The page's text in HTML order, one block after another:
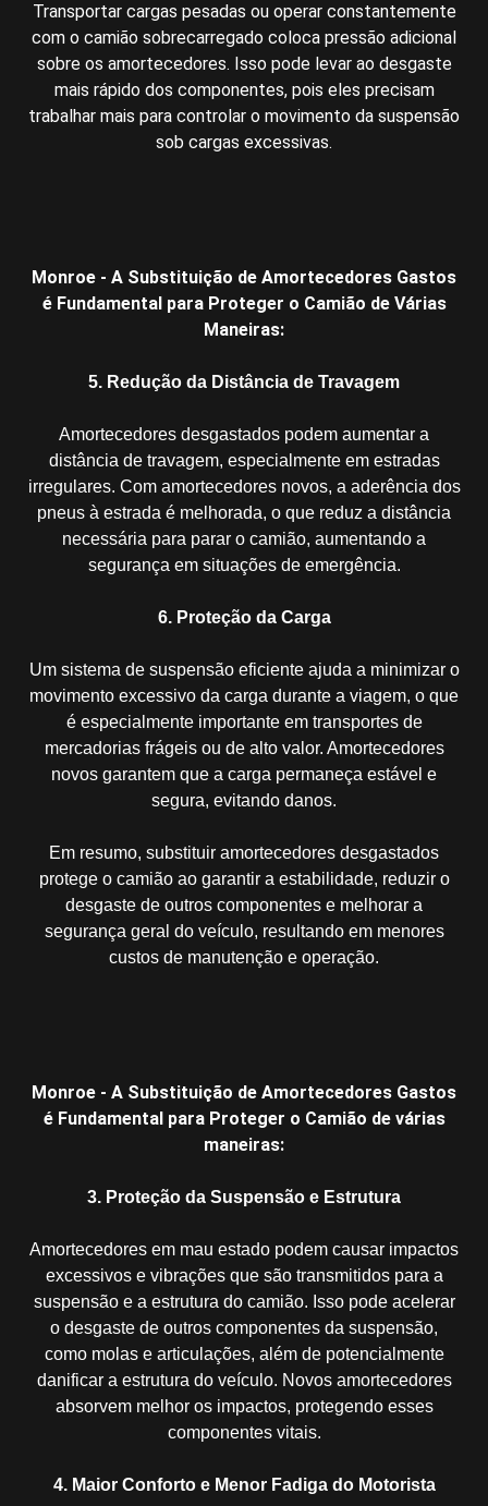
Transportar cargas pesadas ou operar constantemente
com o camião sobrecarregado coloca pressão adicional
sobre os amortecedores. Isso pode levar ao desgaste
mais rápido dos componentes, pois eles precisam
trabalhar mais para controlar o movimento da suspensão
sob cargas excessivas.
Monroe - A Substituição de Amortecedores Gastos
é Fundamental para Proteger o Camião de Várias
Maneiras:
5. Redução da Distância de Travagem
Amortecedores desgastados podem aumentar a
distância de travagem, especialmente em estradas
irregulares. Com amortecedores novos, a aderência dos
pneus à estrada é melhorada, o que reduz a distância
necessária para parar o camião, aumentando a
segurança em situações de emergência.
6. Proteção da Carga
Um sistema de suspensão eficiente ajuda a minimizar o
movimento excessivo da carga durante a viagem, o que
é especialmente importante em transportes de
mercadorias frágeis ou de alto valor. Amortecedores
novos garantem que a carga permaneça estável e
segura, evitando danos.
Em resumo, substituir amortecedores desgastados
protege o camião ao garantir a estabilidade, reduzir o
desgaste de outros componentes e melhorar a
segurança geral do veículo, resultando em menores
custos de manutenção e operação.
Monroe - A Substituição de Amortecedores Gastos
é Fundamental para Proteger o Camião de várias
maneiras:
3. Proteção da Suspensão e Estrutura
Amortecedores em mau estado podem causar impactos
excessivos e vibrações que são transmitidos para a
suspensão e a estrutura do camião. Isso pode acelerar
o desgaste de outros componentes da suspensão,
como molas e articulações, além de potencialmente
danificar a estrutura do veículo. Novos amortecedores
absorvem melhor os impactos, protegendo esses
componentes vitais.
4. Maior Conforto e Menor Fadiga do Motorista